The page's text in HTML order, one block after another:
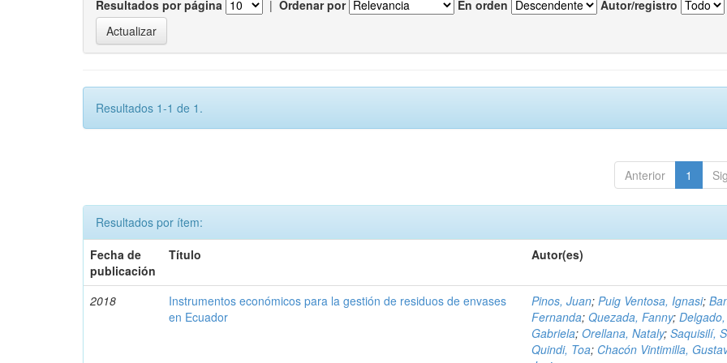
Resultados por página | Ordenar por En orden Autor/registro
Resultados 1-1 de 1.
Anterior 1
Resultados por ítem:
Fecha de
publicación
Título Autor(es)
2018
Instrumentos económicos para la gestión de residuos de envases
en Ecuador
Pinos, Juan;Puig Ventosa, Ignasi;
Fernanda;Quezada, Fanny;Delgado,
Gabriela;Orellana, Nataly;Saquisilí,
Quindi, Toa; Chacón Vintimilla,